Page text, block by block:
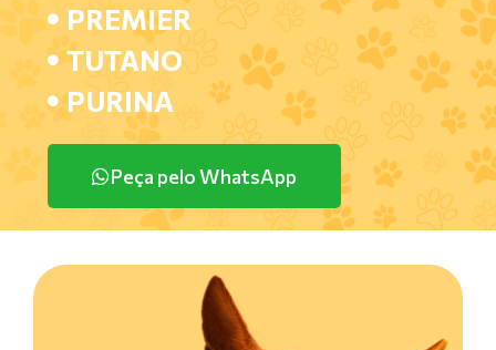
PREMIER
TUTANO
PURINA
Peça pelo WhatsApp